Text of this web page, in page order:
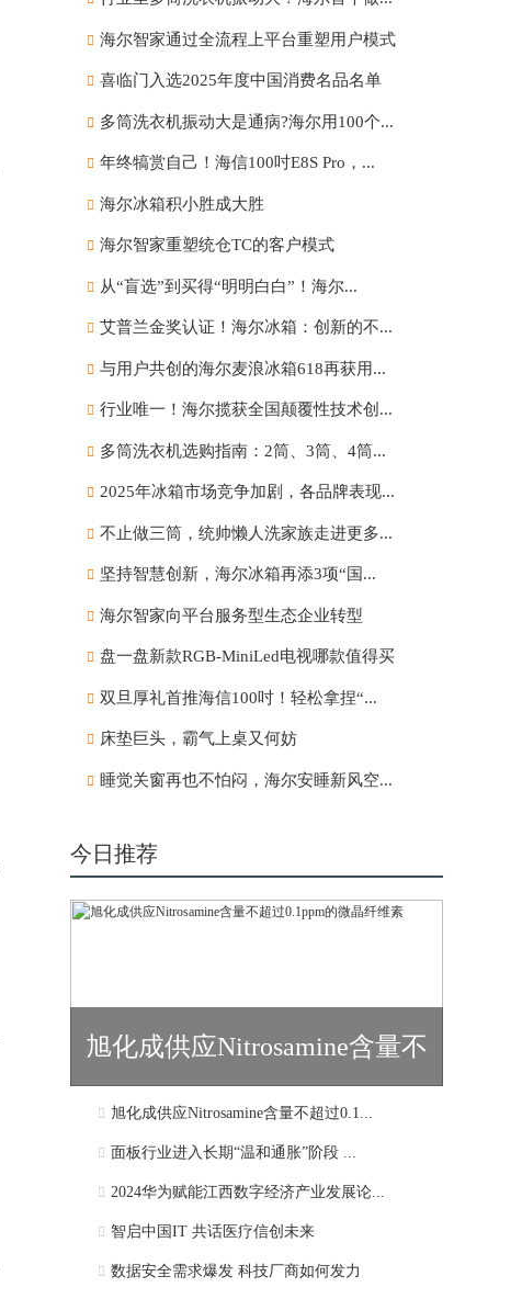
海尔智家通过全流程上平台重塑用户模式
喜临门入选2025年度中国消费名品名单
多筒洗衣机振动大是通病?海尔用100个...
年终犒赏自己！海信100吋E8S Pro，...
海尔冰箱积小胜成大胜
海尔智家重塑统仓TC的客户模式
从“盲选”到买得“明明白白”！海尔...
艾普兰金奖认证！海尔冰箱：创新的不...
与用户共创的海尔麦浪冰箱618再获用...
行业唯一！海尔揽获全国颠覆性技术创...
多筒洗衣机选购指南：2筒、3筒、4筒...
2025年冰箱市场竞争加剧，各品牌表现...
不止做三筒，统帅懒人洗家族走进更多...
坚持智慧创新，海尔冰箱再添3项“国...
海尔智家向平台服务型生态企业转型
盘一盘新款RGB-MiniLed电视哪款值得买
双旦厚礼首推海信100吋！轻松拿捏“...
床垫巨头，霸气上桌又何妨
睡觉关窗再也不怕闷，海尔安睡新风空...
今日推荐
旭化成供应Nitrosamine含量不
超过0.1...
旭化成供应Nitrosamine含量不超过0.1...
面板行业进入长期“温和通胀”阶段 ...
2024华为赋能江西数字经济产业发展论...
智启中国IT 共话医疗信创未来
数据安全需求爆发 科技厂商如何发力